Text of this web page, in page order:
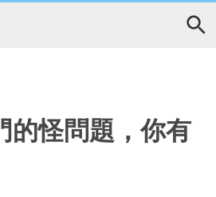
的怪問題，你有